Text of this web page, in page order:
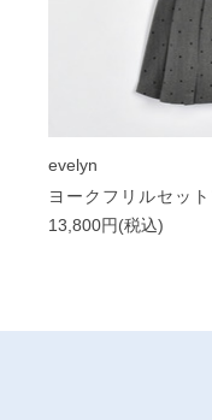
evelyn
ヨークフリルセッ
13,800円(税込)